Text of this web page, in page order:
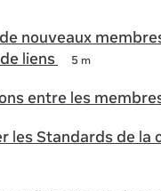
nouveaux
liens
5 m
entre les
les Standards de la